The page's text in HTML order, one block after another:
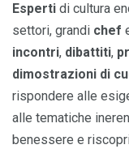
Esperti di cultura
settori, grandi chef
incontri, dibattiti,
dimostrazioni di
rispondere alle
alle tematiche
benessere e